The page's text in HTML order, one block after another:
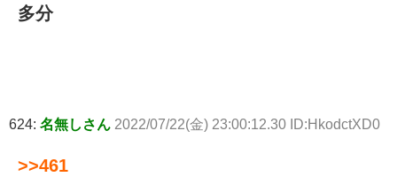
多分
624: 名無しさん 2022/07/22(金) 23:00:12.30 ID:HkodctXD0
>>461